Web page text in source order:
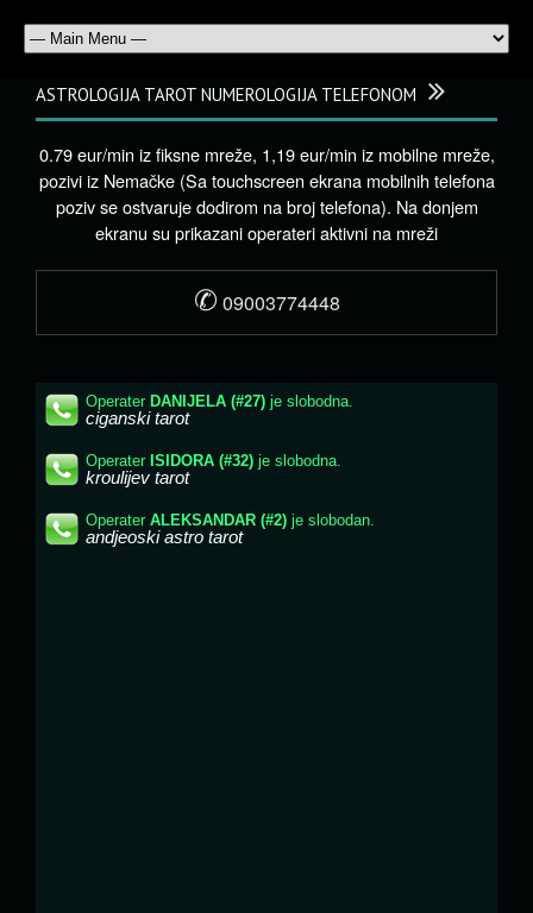
ASTROLOGIJA TAROT NUMEROLOGIJA TELEFONOM
0.79 eur/min iz fiksne mreže, 1,19 eur/min iz mobilne mreže,
pozivi iz Nemačke (Sa touchscreen ekrana mobilnih telefona
poziv se ostvaruje dodirom na broj telefona). Na donjem
ekranu su prikazani operateri aktivni na mreži
✆ 09003774448